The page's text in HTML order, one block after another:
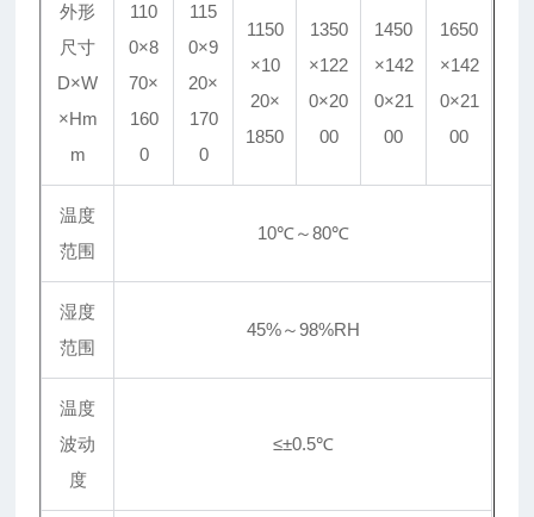
外形
尺寸
D×W
×Hm
m
110
0×8
70×
160
0
115
0×9
20×
170
0
1150
×10
20×
1850
1350
×122
0×20
00
1450
×142
0×21
00
1650
×142
0×21
00
温度
范围
10℃～80℃
湿度
范围
45%～98%RH
温度
波动
度
≤±0.5℃